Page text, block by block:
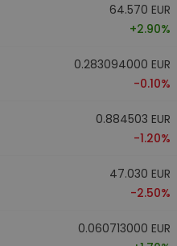
64.570 EUR
+2.90%
0.283094000 EUR
-0.10%
0.884503 EUR
-1.20%
47.030 EUR
-2.50%
0.060713000 EUR